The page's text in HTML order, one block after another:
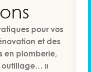
pour vos
et des
en plomberie,
outillage… »